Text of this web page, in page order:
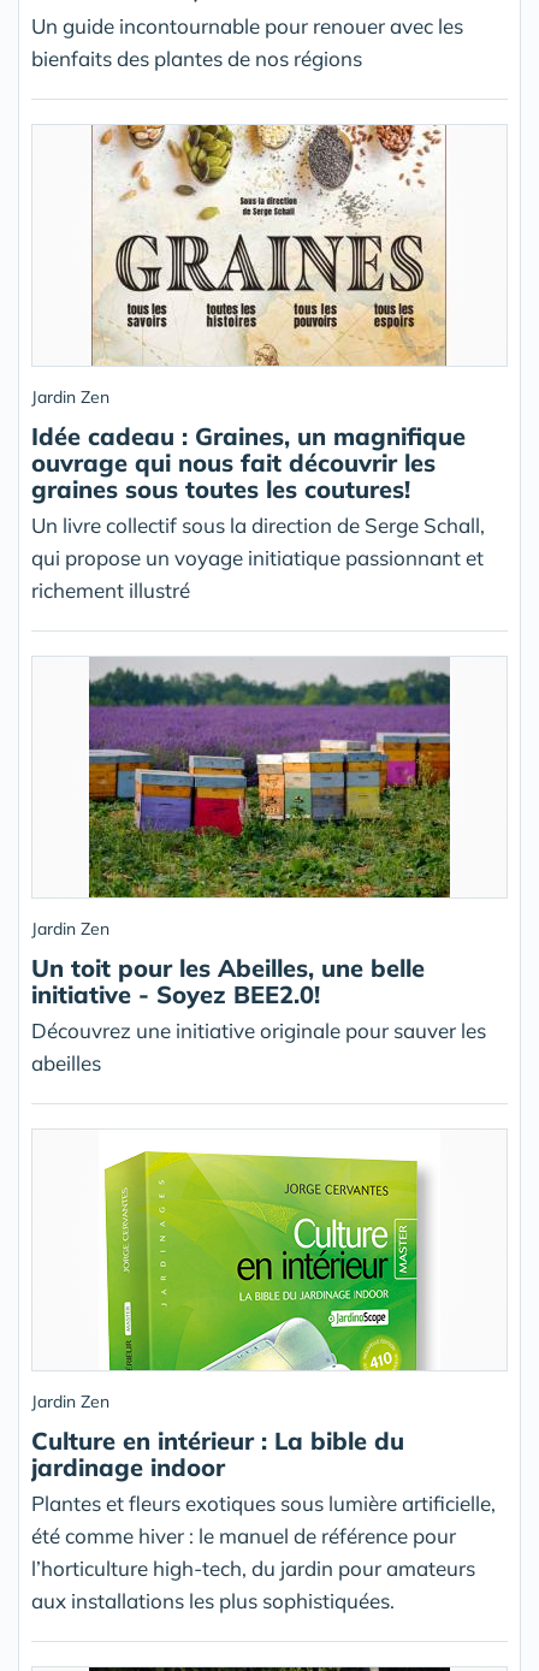
Un guide incontournable pour renouer avec les
bienfaits des plantes de nos régions
Jardin Zen
Idée cadeau : Graines, un magnifique
ouvrage qui nous fait découvrir les
graines sous toutes les coutures!
Un livre collectif sous la direction de Serge Schall,
qui propose un voyage initiatique passionnant et
richement illustré
Jardin Zen
Un toit pour les Abeilles, une belle
initiative - Soyez BEE2.0!
Découvrez une initiative originale pour sauver les
abeilles
Jardin Zen
Culture en intérieur : La bible du
jardinage indoor
Plantes et fleurs exotiques sous lumière artificielle,
été comme hiver : le manuel de référence pour
l’horticulture high-tech, du jardin pour amateurs
aux installations les plus sophistiquées.